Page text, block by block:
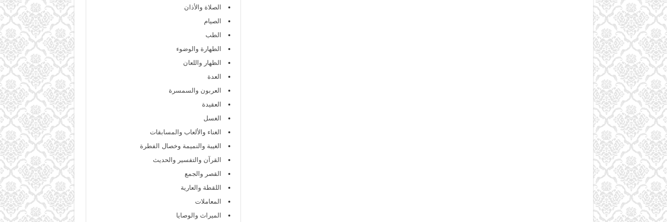
الصلاة والأذان
الصيام
الطب
الطهارة والوضوء
الظهار واللعان
العدة
العربون والسمسرة
العقيدة
الغسل
الغناء والألعاب والمسابقات
الغيبة والنميمة وخصال الفطرة
القرآن والتفسير والحديث
القصر والجمع
اللقطة والعارية
المعاملات
الميراث والوصايا